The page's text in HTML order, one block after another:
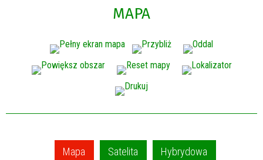
MAPA
Mapa Satelita Hybrydowa